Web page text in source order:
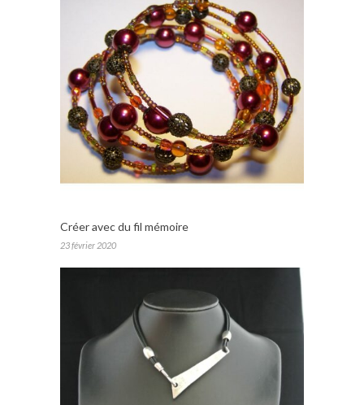
Créer avec du fil mémoire
23 février 2020